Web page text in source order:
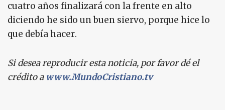
cuatro años finalizará con la frente en alto
diciendo he sido un buen siervo, porque hice lo
que debía hacer.
Si desea reproducir esta noticia, por favor dé el
crédito a www.MundoCristiano.tv